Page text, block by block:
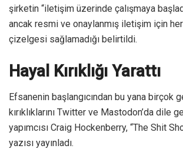
şirketin “iletişim üzerinde çalışmaya
ancak resmi ve onaylanmış iletişim için
çizelgesi sağlamadığı belirtildi.
Hayal Kırıklığı Yarattı
Efsanenin başlangıcından bu yana birçok
kırıklıklarını Twitter ve Mastodon’da dile
yapımcısı Craig Hockenberry, “The Shit
yazısı yayınladı.